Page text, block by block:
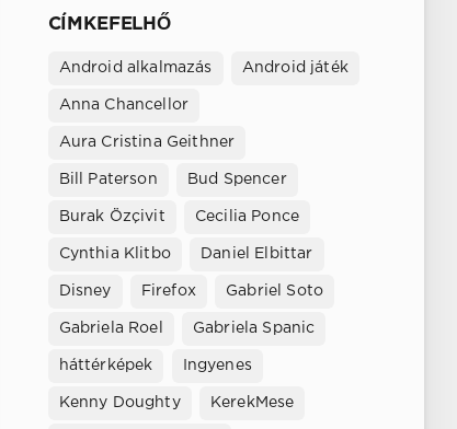
CÍMKEFELHŐ
Android alkalmazás Android játék
Anna Chancellor
Aura Cristina Geithner
Bill Paterson Bud Spencer
Burak Özçivit Cecilia Ponce
Cynthia Klitbo Daniel Elbittar
Disney Firefox Gabriel Soto
Gabriela Roel Gabriela Spanic
háttérképek Ingyenes
Kenny Doughty KerekMese